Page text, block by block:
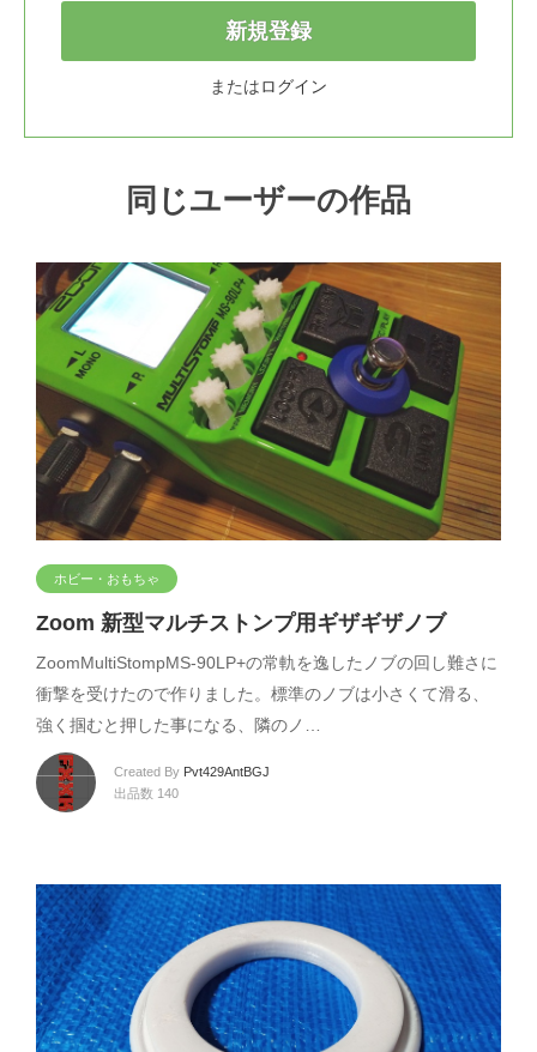
新規登録
またはログイン
同じユーザーの作品
ホビー・おもちゃ
Zoom 新型マルチストンプ用ギザギザノブ
ZoomMultiStompMS-90LP+の常軌を逸したノブの回し難さに
衝撃を受けたので作りました。標準のノブは小さくて滑る、
強く掴むと押した事になる、隣のノ…
Created By Pvt429AntBGJ
出品数 140